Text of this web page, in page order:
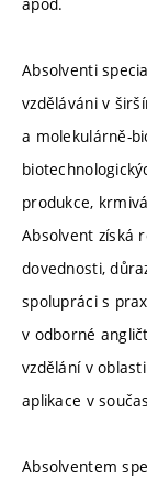
Absolventi
vzděláváni v
a molekulárně-
produkce,
Absolvent získá
dovednosti,
spolupráci s
v odborné
vzdělání v
aplikace v
Absolventem